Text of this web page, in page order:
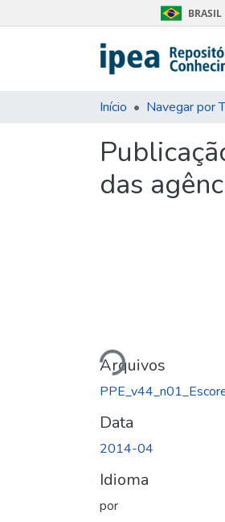
BRASIL
Início
das
Carregando...
Arquivos
Data
2014-04
Idioma
por